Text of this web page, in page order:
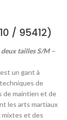
/ 95412)
tailles S/M –
un gant à
de
de maintien et de
les arts martiaux
mixtes et des